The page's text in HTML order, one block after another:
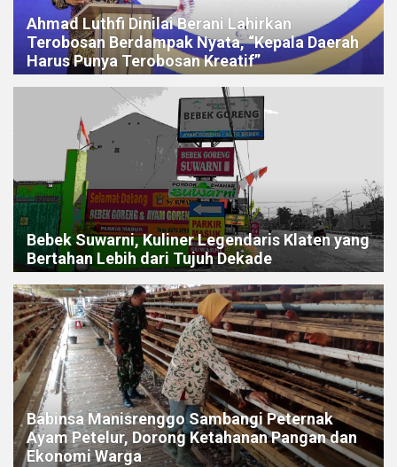
Ahmad Luthfi Dinilai Berani Lahirkan
Terobosan Berdampak Nyata, “Kepala Daerah
Harus Punya Terobosan Kreatif”
Bebek Suwarni, Kuliner Legendaris Klaten yang
Bertahan Lebih dari Tujuh Dekade
Babinsa Manisrenggo Sambangi Peternak
Ayam Petelur, Dorong Ketahanan Pangan dan
Ekonomi Warga